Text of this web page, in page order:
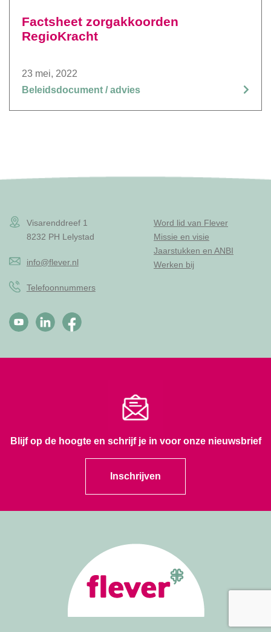
Factsheet zorgakkoorden
RegioKracht
23 mei, 2022
Beleidsdocument / advies
Visarenddreef 1
8232 PH Lelystad
info@flever.nl
Telefoonnummers
Word lid van Flever
Missie en visie
Jaarstukken en ANBI
Werken bij
Blijf op de hoogte en schrijf je in voor onze nieuwsbrief
Inschrijven